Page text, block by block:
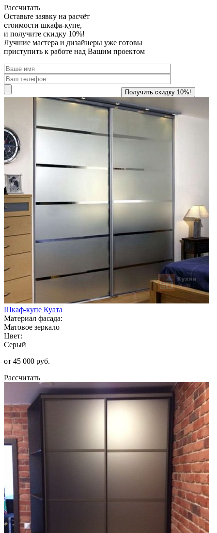
Рассчитать
Оставьте заявку на расчёт
стоимости шкафа-купе,
и получите скидку 10%!
Лучшие мастера и дизайнеры уже готовы
приступить к работе над Вашим проектом
Шкаф-купе Куата
Материал фасада:
Матовое зеркало
Цвет:
Серый
от 45 000 руб.
Рассчитать